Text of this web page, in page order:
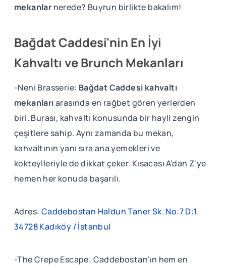
mekanlar nerede? Buyrun birlikte bakalım!
Bağdat Caddesi'nin En İyi
Kahvaltı ve Brunch Mekanları
-Neni Brasserie: Bağdat Caddesi kahvaltı
mekanlarıarasında en rağbet gören yerlerden
biri. Burası, kahvaltı konusunda bir hayli zengin
çeşitlere sahip. Aynı zamanda bu mekan,
kahvaltının yanı sıra ana yemekleri ve
kokteylleriyle de dikkat çeker. Kısacası A'dan Z'ye
hemen her konuda başarılı.
Adres: Caddebostan Haldun Taner Sk. No:7 D:1
34728 Kadıköy / İstanbul
-The Crepe Escape: Caddebostan’ın hem en